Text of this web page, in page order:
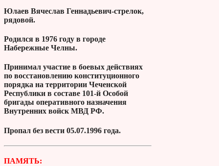
Юлаев Вячеслав Геннадьевич-стрелок,
рядовой.
Родился в 1976 году в городе
Набережные Челны.
Принимал участие в боевых действиях
по восстановлению конституционного
порядка на территории Чеченской
Республики в составе 101-й Особой
бригады оперативного назначения
Внутренних войск МВД РФ.
Пропал без вести 05.07.1996 года.
ПАМЯТЬ: